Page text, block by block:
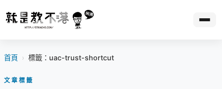
首頁 › 標籤：uac-trust-shortcut
文章標籤